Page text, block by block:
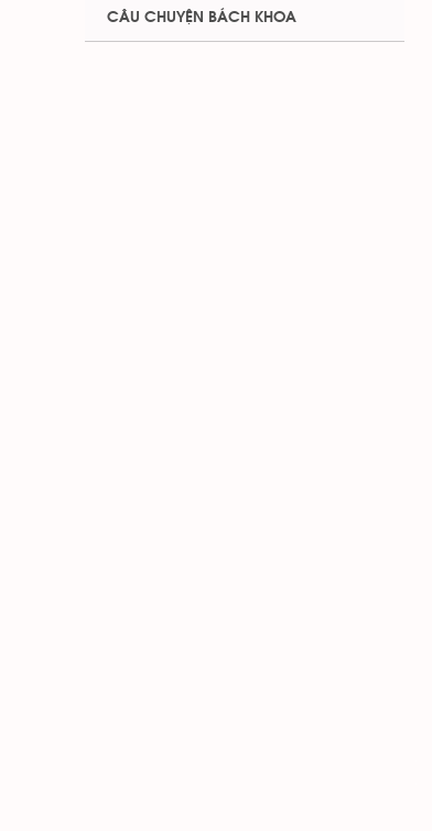
CÂU CHUYỆN BÁCH KHOA